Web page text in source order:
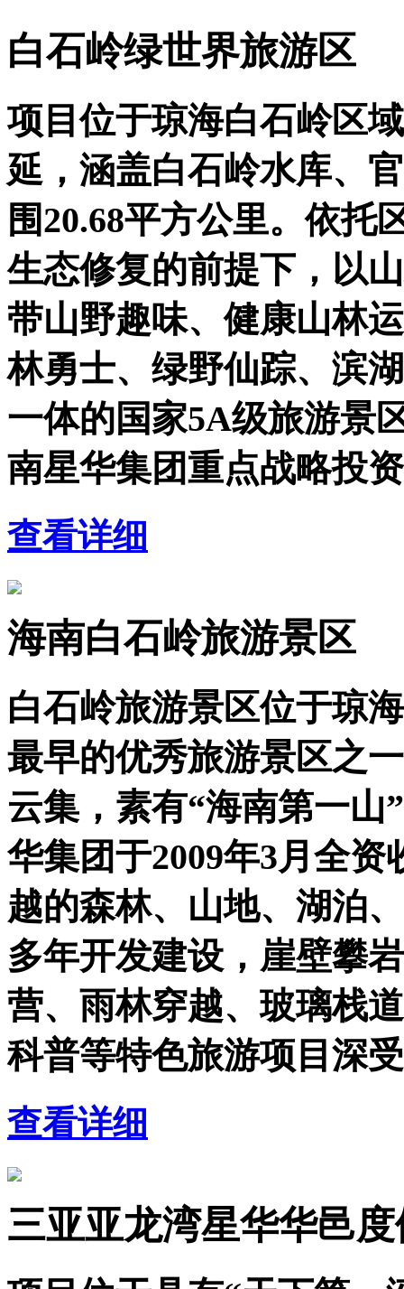
白石岭绿世界旅游区
项目位于琼海白石岭区
延，涵盖白石岭水库、
围20.68平方公里。依托
生态修复的前提下，以
带山野趣味、健康山林
林勇士、绿野仙踪、滨
一体的国家5A级旅游景
南星华集团重点战略投
查看详细
海南白石岭旅游景区
白石岭旅游景区位于琼
最早的优秀旅游景区之
云集，素有“海南第一山
华集团于2009年3月全
越的森林、山地、湖泊
多年开发建设，崖壁攀
营、雨林穿越、玻璃栈
科普等特色旅游项目深
查看详细
三亚亚龙湾星华华邑